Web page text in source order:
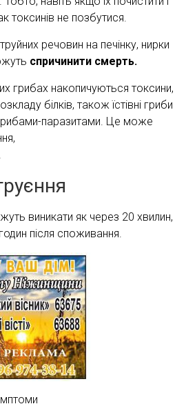
токсинів не позбутися.
речовин на печінку, нирки
спричинити смерть.
грибах накопичуються токсини,
білків, також їстівні гриби
паразитами. Це може
виникати як через 20 хвилин,
після споживання.